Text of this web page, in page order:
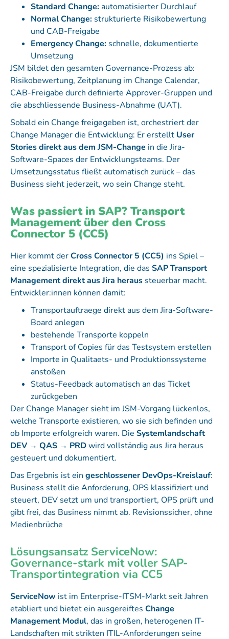
Standard Change:automatisierter Durchlauf
Normal Change: strukturierte Risikobewertung
und CAB-Freigabe
Emergency Change: schnelle, dokumentierte
Umsetzung
JSM bildet den gesamten Governance-Prozess ab:
Risikobewertung, Zeitplanung im Change Calendar,
CAB-Freigabe durch definierte Approver-Gruppen und
die abschliessende Business-Abnahme (UAT).
Sobald ein Change freigegeben ist, orchestriert der
Change Manager die Entwicklung: Er erstellt User
Stories direkt aus dem JSM-Change in die Jira-
Software-Spaces der Entwicklungsteams. Der
Umsetzungsstatus fließt automatisch zurück – das
Business sieht jederzeit, wo sein Change steht.
Was passiert in SAP? Transport
Management über den Cross
Connector 5 (CC5)
Hier kommt derCross Connector 5 (CC5) ins Spiel –
eine spezialisierte Integration, die das SAP Transport
Management direkt aus Jira heraus steuerbar macht.
Entwickler:innen können damit:
Transportauftraege direkt aus dem Jira-Software-
Board anlegen
bestehende Transporte koppeln
Transport of Copies für das Testsystem erstellen
Importe in Qualitaets- und Produktionssysteme
anstoßen
Status-Feedback automatisch an das Ticket
zurückgeben
Der Change Manager sieht im JSM-Vorgang lückenlos,
welche Transporte existieren, wo sie sich befinden und
ob Importe erfolgreich waren. Die Systemlandschaft
DEV → QAS → PRDwird vollständig aus Jira heraus
gesteuert und dokumentiert.
Das Ergebnis ist ein geschlossener DevOps-Kreislauf:
Business stellt die Anforderung, OPS klassifiziert und
steuert, DEV setzt um und transportiert, OPS prüft und
gibt frei, das Business nimmt ab. Revisionssicher, ohne
Medienbrüche
Lösungsansatz ServiceNow:
Governance-stark mit voller SAP-
Transportintegration via CC5
ServiceNow ist im Enterprise-ITSM-Markt seit Jahren
etabliert und bietet ein ausgereiftes Change
Management Modul, das in großen, heterogenen IT-
Landschaften mit strikten ITIL-Anforderungen seine